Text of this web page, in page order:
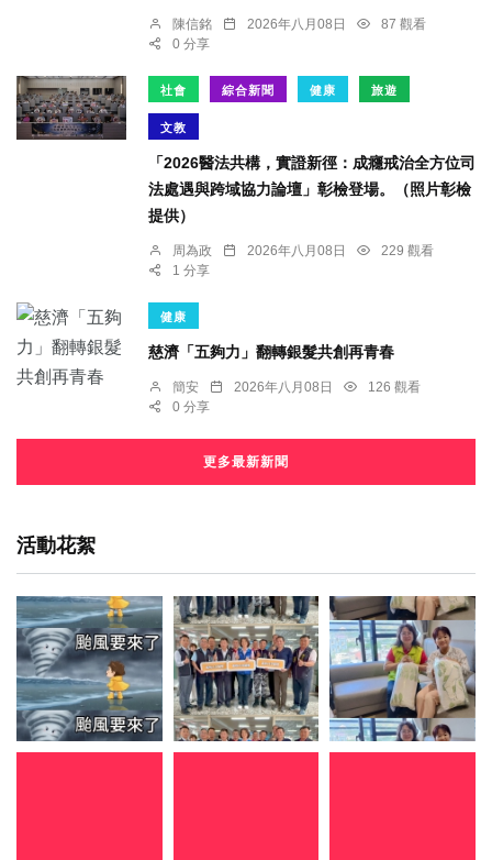
陳信銘 2026年八月08日
87 觀看
0 分享
社會 綜合新聞 健康 旅遊
文教
「2026醫法共構，實證新徑：成癮戒治全方位司
法處遇與跨域協力論壇」彰檢登場。（照片彰檢
提供）
周為政 2026年八月08日
229 觀看
1 分享
健康
慈濟「五夠力」翻轉銀髮共創再青春
簡安 2026年八月08日
126 觀看
0 分享
更多最新新聞
活動花絮